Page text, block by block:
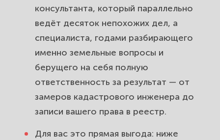
консультанта, который параллельно
ведёт десяток непохожих дел, а
специалиста, годами разбирающего
именно земельные вопросы и
берущего на себя полную
ответственность за результат — от
замеров кадастрового инженера до
записи вашего права в реестр.
Для вас это прямая выгода: ниже